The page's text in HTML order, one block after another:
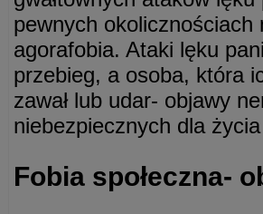
pewnych
agorafobia. Ataki lęku
przebieg, a osoba, która
zawał lub udar- objawy
niebezpiecznych dla
Fobia społeczna-